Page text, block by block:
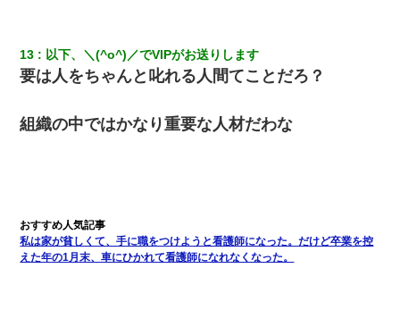
【クズ】昔、兄がお見合いして「ブスすぎｗｗｗ」と断った女性
【衝撃】ヤンキー女に「サせて」って言った結果
13 以下、＼(^o^)／でVIPがお送りします
要は人をちゃんと叱れる人間てことだろ？
組織の中ではかなり重要な人材だわな
私は家が貧しくて、手に職をつけようと看護師になった。だけど卒業を控
えた年の1月末、車にひかれて看護師になれなくなった。